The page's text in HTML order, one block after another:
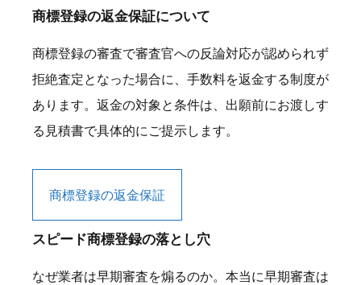
商標登録の返金保証について
商標登録の審査で審査官への反論対応が認められず
拒絶査定となった場合に、手数料を返金する制度が
あります。返金の対象と条件は、出願前にお渡しす
る見積書で具体的にご提示します。
商標登録の返金保証
スピード商標登録の落とし穴
なぜ業者は早期審査を煽るのか。本当に早期審査は